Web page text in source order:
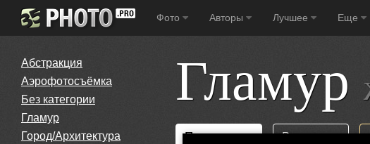
Фото Авторы Лучшее Еще
Абстракция
Аэрофотосъёмка
Без категории
Гламур
Город/Архитектура
Гламур
Популярные Все новые